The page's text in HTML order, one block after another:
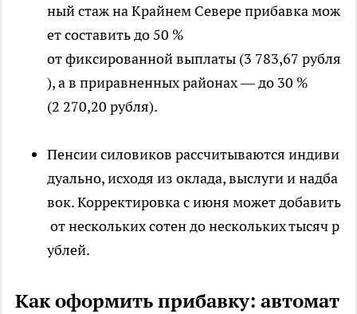
ный стаж на Крайнем Севере прибавка мож
ет составить до 50 %
от фиксированной выплаты (3 783,67 рубля
), а в приравненных районах — до 30 %
(2 270,20 рубля).
Пенсии силовиков рассчитываются индиви
дуально, исходя из оклада, выслуги и надба
вок. Корректировка с июня может добавить
от нескольких сотен до нескольких тысяч р
ублей.
Как оформить прибавку: автомат